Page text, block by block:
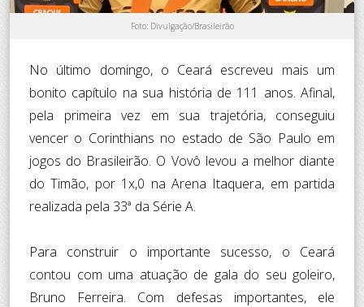
Foto: Divulgação/Brasileirão
No último domingo, o Ceará escreveu mais um
bonito capítulo na sua história de 111 anos. Afinal,
pela primeira vez em sua trajetória, conseguiu
vencer o Corinthians no estado de São Paulo em
jogos do Brasileirão. O Vovô levou a melhor diante
do Timão, por 1x,0 na Arena Itaquera, em partida
realizada pela 33ª da Série A.
Para construir o importante sucesso, o Ceará
contou com uma atuação de gala do seu goleiro,
Bruno Ferreira. Com defesas importantes, ele